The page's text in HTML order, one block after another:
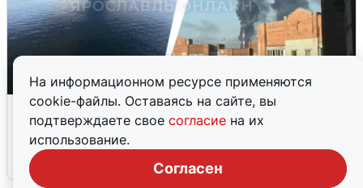
На информационном ресурсе применяются
cookie-файлы. Оставаясь на сайте, вы
подтверждаете свое согласие на их
использование.
Согласен
Ночная атака БПЛА на Ярославль:
попадания и последствия
6 августа